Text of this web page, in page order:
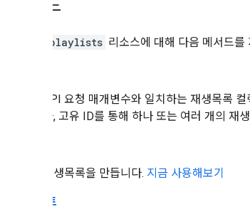
메서드
playlists 리소스에 대해 다음 메서드를
API 요청 매개변수와 일치하는 재생목록
나, 고유 ID를 통해 하나 또는 여러 개의 재
재생목록을 만듭니다. 지금 사용해보기
업데이트